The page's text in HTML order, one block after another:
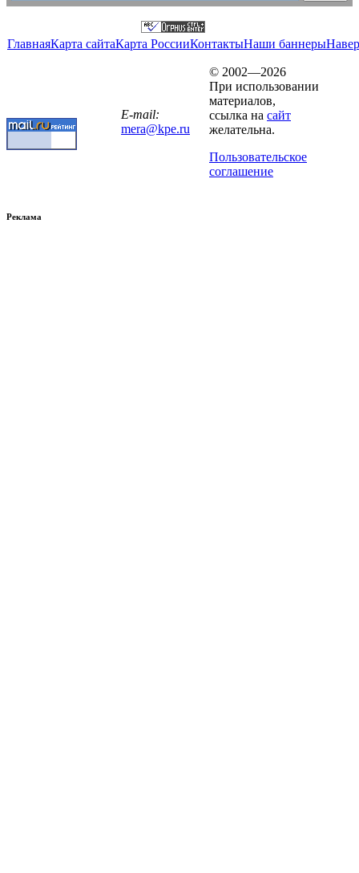
ГлавнаяКарта сайтаКарта РоссииКонтактыНаши баннеры
E-mail:
mera@kpe.ru
© 2002—2026
При использовании
материалов,
ссылка на сайт
желательна.
Пользовательское
соглашение
Реклама